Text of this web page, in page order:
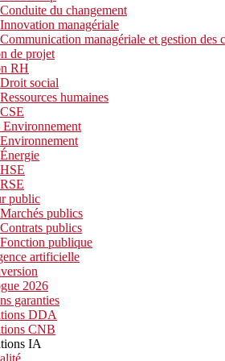
Conduite du changement
Innovation managériale
Communication managériale et gestion des
de projet
RH
Droit social
Ressources humaines
CSE
Environnement
Environnement
Énergie
HSE
RSE
public
Marchés publics
Contrats publics
Fonction publique
artificielle
2026
garanties
DDA
CNB
IA